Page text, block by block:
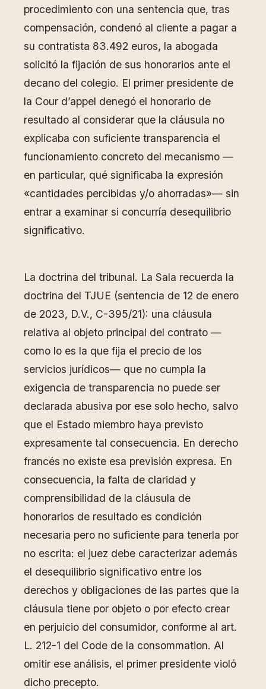
procedimiento con una sentencia que, tras
compensación, condenó al cliente a pagar a
su contratista 83.492 euros, la abogada
solicitó la fijación de sus honorarios ante el
decano del colegio. El primer presidente de
la Cour d’appel denegó el honorario de
resultado al considerar que la cláusula no
explicaba con suficiente transparencia el
funcionamiento concreto del mecanismo —
en particular, qué significaba la expresión
«cantidades percibidas y/o ahorradas»— sin
entrar a examinar si concurría desequilibrio
significativo.
La doctrina del tribunal. La Sala recuerda la
doctrina del TJUE (sentencia de 12 de enero
de 2023, D.V., C-395/21): una cláusula
relativa al objeto principal del contrato —
como lo es la que fija el precio de los
servicios jurídicos— que no cumpla la
exigencia de transparencia no puede ser
declarada abusiva por ese solo hecho, salvo
que el Estado miembro haya previsto
expresamente tal consecuencia. En derecho
francés no existe esa previsión expresa. En
consecuencia, la falta de claridad y
comprensibilidad de la cláusula de
honorarios de resultado es condición
necesaria pero no suficiente para tenerla por
no escrita: el juez debe caracterizar además
el desequilibrio significativo entre los
derechos y obligaciones de las partes que la
cláusula tiene por objeto o por efecto crear
en perjuicio del consumidor, conforme al art.
L. 212-1 del Code de la consommation. Al
omitir ese análisis, el primer presidente violó
dicho precepto.